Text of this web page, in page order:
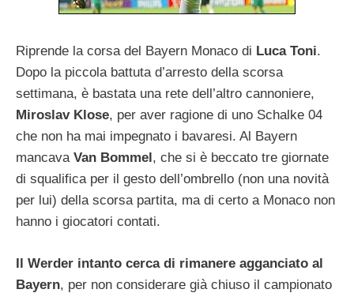
Riprende la corsa del Bayern Monaco di Luca Toni.
Dopo la piccola battuta d’arresto della scorsa
settimana, è bastata una rete dell’altro cannoniere,
Miroslav Klose, per aver ragione di uno Schalke 04
che non ha mai impegnato i bavaresi. Al Bayern
mancava Van Bommel, che si è beccato tre giornate
di squalifica per il gesto dell’ombrello (non una novità
per lui) della scorsa partita, ma di certo a Monaco non
hanno i giocatori contati.
Il Werder intanto cerca di rimanere agganciato al
Bayern, per non considerare già chiuso il campionato